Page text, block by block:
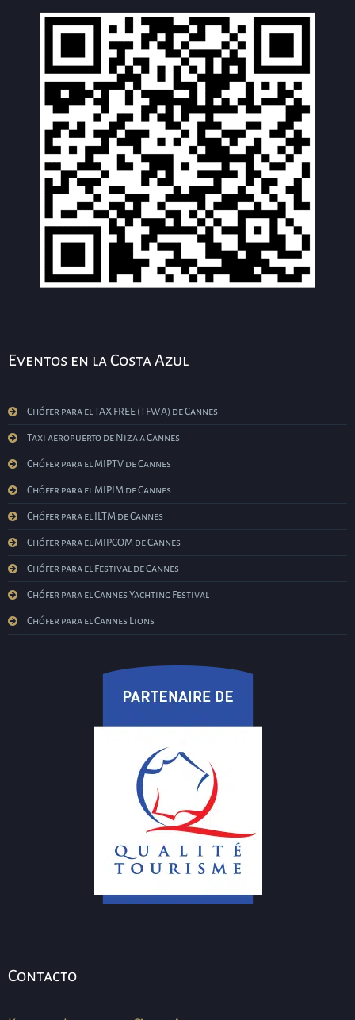
Eventos en la Costa Azul
Chófer para el TAX FREE (TFWA) de Cannes
Taxi aeropuerto de Niza a Cannes
Chófer para el MIPTV de Cannes
Chófer para el MIPIM de Cannes
Chófer para el ILTM de Cannes
Chófer para el MIPCOM de Cannes
Chófer para el Festival de Cannes
Chófer para el Cannes Yachting Festival
Chófer para el Cannes Lions
Contacto